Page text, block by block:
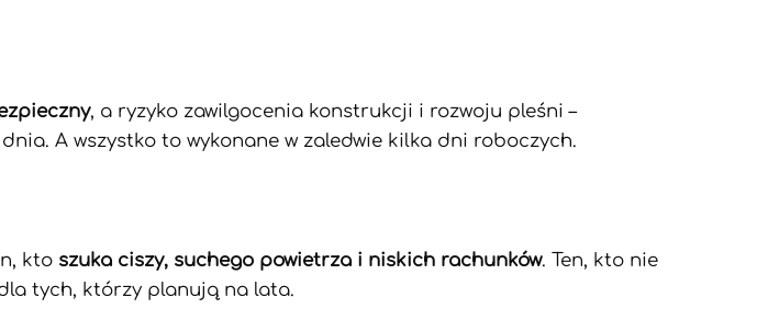
, a ryzyko zawilgocenia konstrukcji i rozwoju pleśni –
A wszystko to wykonane w zaledwie kilka dni roboczych.
kto szuka ciszy, suchego powietrza i niskich rachunków. Ten, kto nie
tych, którzy planują na lata.